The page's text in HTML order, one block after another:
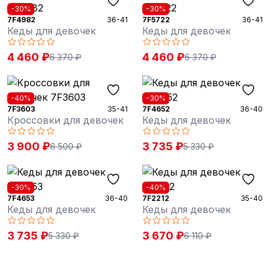
-30%
7F4982
36-41
Кеды для девочек
4 460 ₽6 370 ₽
-30%
7F5722
36-41
Кеды для девочек
4 460 ₽6 370 ₽
-40%
7F3603
35-41
Кроссовки для девочек
3 900 ₽6 500 ₽
-30%
7F4652
36-40
Кеды для девочек
3 735 ₽5 330 ₽
-30%
7F4653
36-40
Кеды для девочек
3 735 ₽5 330 ₽
-40%
7F2212
35-40
Кеды для девочек
3 670 ₽6 110 ₽